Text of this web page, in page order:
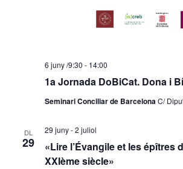
1a Jornada DoBiCat. Dona i
6 juny /9:30 - 14:00
Seminari Conciliar de BarcelonaC/
DL
29
«Lire l’Évangile et les épîtres
XXIème siècle»
29 juny-2 juliol